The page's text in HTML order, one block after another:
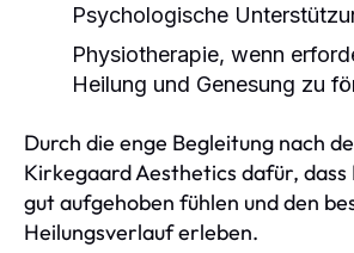
Psychologische
Physiotherapie, wenn
Heilung und Genesung zu
Durch die enge Begleitung nach
Kirkegaard Aesthetics dafür, dass
gut aufgehoben fühlen und den
Heilungsverlauf erleben.